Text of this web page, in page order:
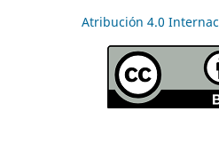
Atribución 4.0